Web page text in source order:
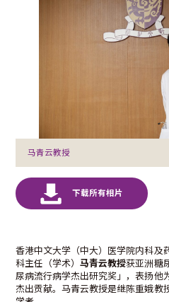
马青云教授
香港中文大学（中大）医学院内科及
科主任（学术）马青云教授获亚洲糖
尿病流行病学杰出研究奖」，表扬他
杰出贡献。马青云教授是继陈重娥教